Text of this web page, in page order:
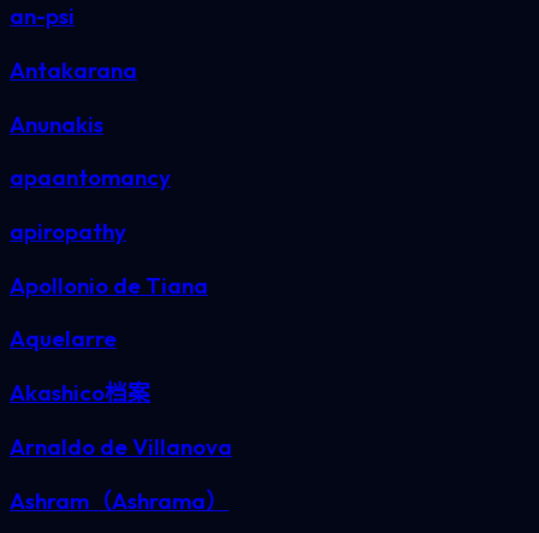
an-psi
Antakarana
Anunakis
apaantomancy
apiropathy
Apollonio de Tiana
Aquelarre
Akashico档案
Arnaldo de Villanova
Ashram（Ashrama）